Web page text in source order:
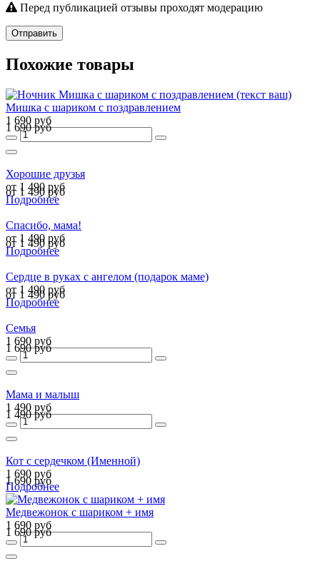
Перед публикацией отзывы проходят модерацию
Отправить
Похожие товары
Мишка с шариком с поздравлением
1 690 руб
1 690 руб
Хорошие друзья
от 1 490 руб
от 1 490 руб
Подробнее
Спасибо, мама!
от 1 490 руб
от 1 490 руб
Подробнее
Сердце в руках с ангелом (подарок маме)
от 1 490 руб
от 1 490 руб
Подробнее
Семья
1 690 руб
1 690 руб
Мама и малыш
1 490 руб
1 490 руб
Кот с сердечком (Именной)
1 690 руб
1 690 руб
Подробнее
Медвежонок с шариком + имя
1 690 руб
1 690 руб